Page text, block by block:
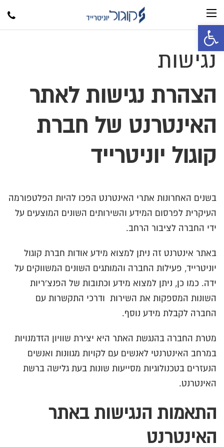
פתח סרגל נגישות
google
נגישות
הצהרת נגישות לאתר
האינטרנט של חברת
קוגול יוניטרייד
בשנים האחרונות אתרי האינטרנט הפכו להיות הפלטפורמה
העיקרית לפרסום המידע והשירותים השונים המוצעים על
ידי החברה לציבור הרחב.
באתר אינטרנט זה ניתן למצוא מידע אודות חברת קוגול
יוניטרייד, פעילות החברה והמותגים השונים המשווקים על
ידה. כמו כן, ניתן למצוא מידע וכתובות של הפנצ'ריות
השונות המספקות את השירות ודרכי התקשרות עם
החברה לקבלת מידע נוסף.
מטרת החברה בהנגשת האתר היא יצירת שוויון הזדמנויות
במרחב האינטרנטי לאנשים עם לקויות מגוונות ואנשים
הנעזרים בטכנולוגיות מסייעות שונות בעת גלישה ברשת
האינטרנט.
התאמות הנגישות באתר
האינטרנט